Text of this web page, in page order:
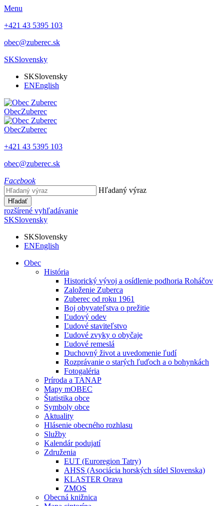
Menu
+421 43 5395 103
obec@zuberec.sk
SKSlovensky
SKSlovensky
ENEnglish
ObecZuberec
ObecZuberec
+421 43 5395 103
obec@zuberec.sk
Facebook
Hľadaný výraz
Hľadať
rozšírené vyhľadávanie
SKSlovensky
SKSlovensky
ENEnglish
Obec
História
Historický vývoj a osídlenie podhoria Roháčov
Založenie Zuberca
Zuberec od roku 1961
Boj obyvateľstva o prežitie
Ľudový odev
Ľudové staviteľstvo
Ľudové zvyky o obyčaje
Ľudové remeslá
Duchovný život a uvedomenie ľudí
Rozprávanie o starých ľuďoch a o bohynkách
Fotogaléria
Príroda a TANAP
Mapy mOBEC
Štatistika obce
Symboly obce
Aktuality
Hlásenie obecného rozhlasu
Služby
Kalendár podujatí
Združenia
EUT (Euroregion Tatry)
AHSS (Asociácia horských sídel Slovenska)
KLASTER Orava
ZMOS
Obecná knižnica